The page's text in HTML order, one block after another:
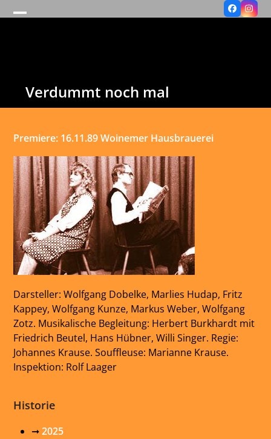
Facebook
Verdummt noch mal
Premiere: 16.11.89 Woinemer Hausbrauerei
Darsteller: Wolfgang Dobelke, Marlies Hudap, Fritz
Kappey, Wolfgang Kunze, Markus Weber, Wolfgang
Zotz. Musikalische Begleitung: Herbert Burkhardt mit
Friedrich Beutel, Hans Hübner, Willi Singer. Regie:
Johannes Krause. Souffleuse: Marianne Krause.
Inspektion: Rolf Laager
Historie
➞2025